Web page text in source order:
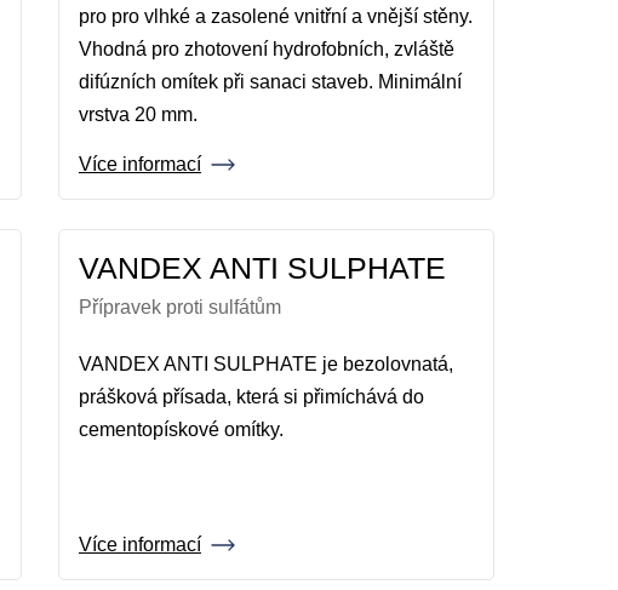
pro pro vlhké a zasolené vnitřní a vnější stěny.
Vhodná pro zhotovení hydrofobních, zvláště
difúzních omítek při sanaci staveb. Minimální
vrstva 20 mm.
Více informací
VANDEX ANTI SULPHATE
Přípravek proti sulfátům
VANDEX ANTI SULPHATE je bezolovnatá,
prášková přísada, která si přimíchává do
cementopískové omítky.
Více informací